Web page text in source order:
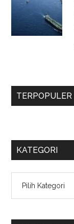
TERPOPULER
KATEGORI